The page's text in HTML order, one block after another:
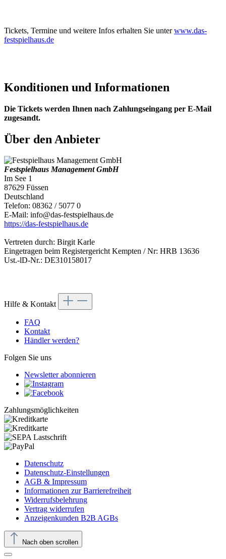
Tickets, Termine und weitere Infos erhalten Sie unterwww.das-
festspielhaus.de
Konditionen und Informationen
Die Tickets werden Ihnen nach Zahlungseingang per E-Mail
zugesandt.
Über den Anbieter
Festspielhaus Management GmbH
Im See 1
87629 Füssen
Deutschland
Telefon: 08362 / 5077 0
E-Mail: info@das-festspielhaus.de
https://das-festspielhaus.de
Vertreten durch: Birgit Karle
Eingetragen beim Registergericht Kempten / Nr: HRB 13636
Ust.-lD-Nr.: DE310158017
Hilfe & Kontakt
FAQ
Kontakt
Händler werden?
Folgen Sie uns
Newsletter abonnieren
Zahlungsmöglichkeiten
Datenschutz
Datenschutz-Einstellungen
AGB & Impressum
Informationen zur Barrierefreiheit
Widerrufsbelehrung
Vertrag widerrufen
Anzeigenkunden B2B AGBs
Nach oben scrollen